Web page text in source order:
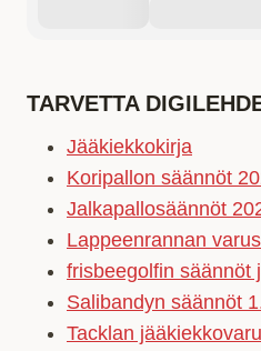
TARVETTA
Jääkiekkokirja
Koripallon säännöt
Jalkapallosäännöt
Lappeenrannan
frisbeegolfin säännöt
Salibandyn säännöt
Tacklan